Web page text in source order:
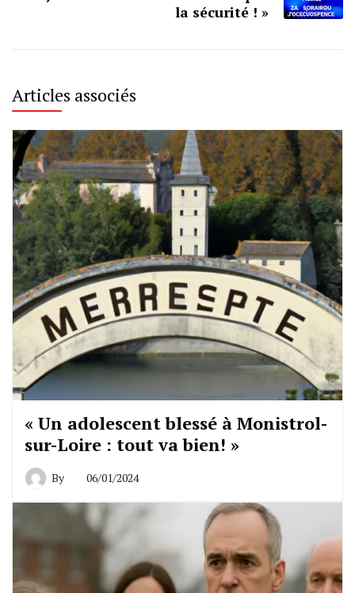
la sécurité ! »
Articles associés
« Un adolescent blessé à Monistrol-
sur-Loire : tout va bien! »
By 06/01/2024